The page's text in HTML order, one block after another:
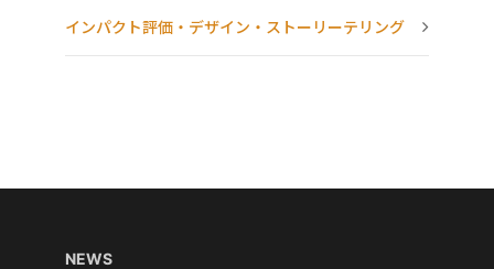
インパクト評価・デザイン・ストーリーテリング
NEWS